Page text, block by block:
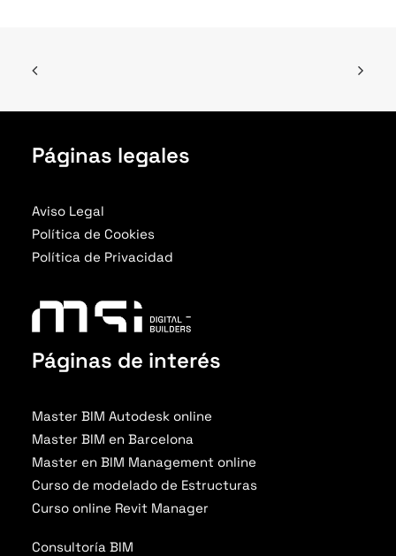
Páginas legales
Aviso Legal
Política de Cookies
Política de Privacidad
Páginas de interés
Master BIM Autodesk online
Master BIM en Barcelona
Master en BIM Management online
Curso de modelado de Estructuras
Curso online Revit Manager
Consultoría BIM